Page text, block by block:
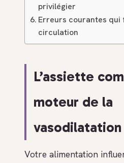
privilégier
Erreurs courantes
circulation
L’assiette
moteur de la
vasodilatation
Votre alimentation